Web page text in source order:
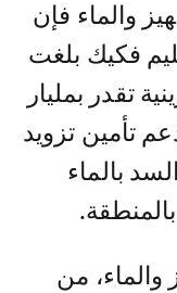
فكيك بلغت
تقدر بمليار
دعم تأمين تزويد
بالماء
والماء، من